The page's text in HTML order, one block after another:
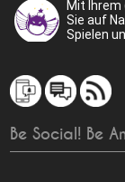
Mit
Sie auf
Spielen
Be Social! Be